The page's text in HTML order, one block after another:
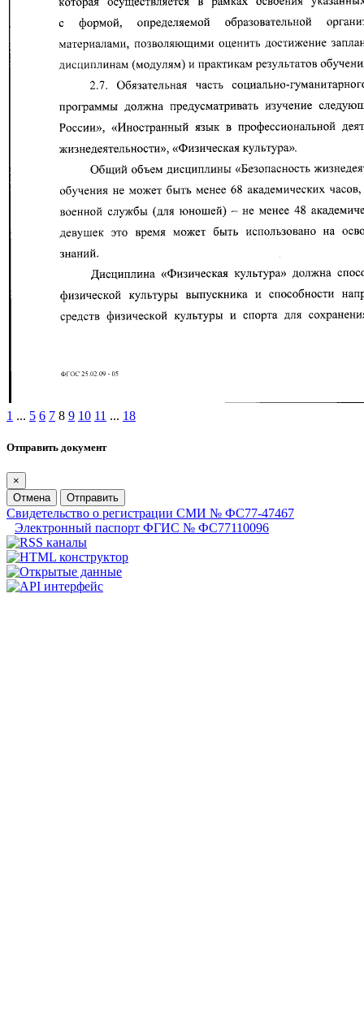
1 ... 5 6 7 8 9 10 11 ... 18
Отправить документ
×
Отмена
Отправить
Свидетельство о регистрации СМИ № ФС77-47467
Электронный паспорт ФГИС № ФС77110096